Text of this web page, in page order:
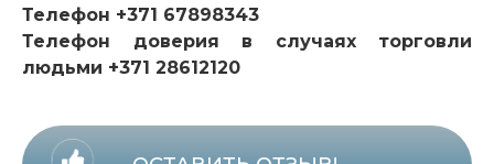
Телефон +371 67898343
Телефон доверия в случаях торговли
людьми +371 28612120